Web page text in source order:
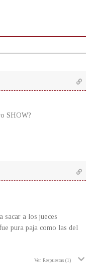
SHOW?
sacar a los jueces
pura paja como las del
Ver Respuestas (1)